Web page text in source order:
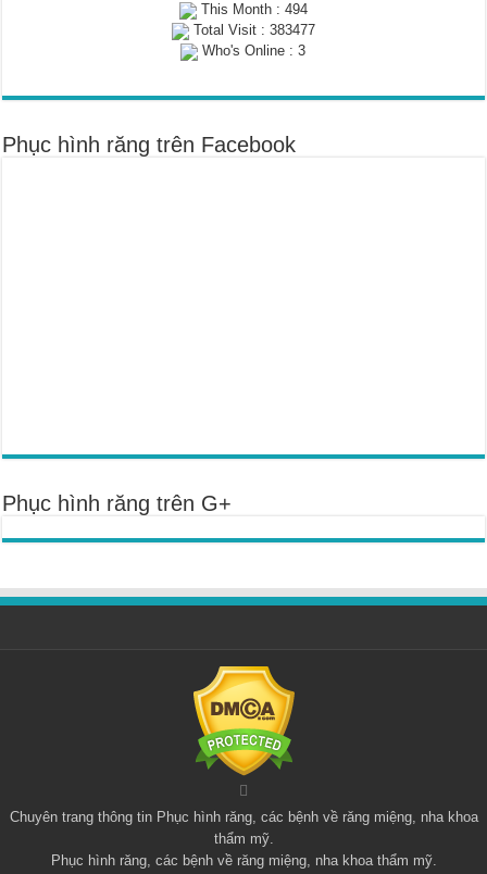
This Month : 494
Total Visit : 383477
Who's Online : 3
Phục hình răng trên Facebook
Phục hình răng trên G+
Chuyên trang thông tin Phục hình răng, các bệnh về răng miệng, nha khoa
thẩm mỹ.
Phục hình răng, các bệnh về răng miệng, nha khoa thẩm mỹ.